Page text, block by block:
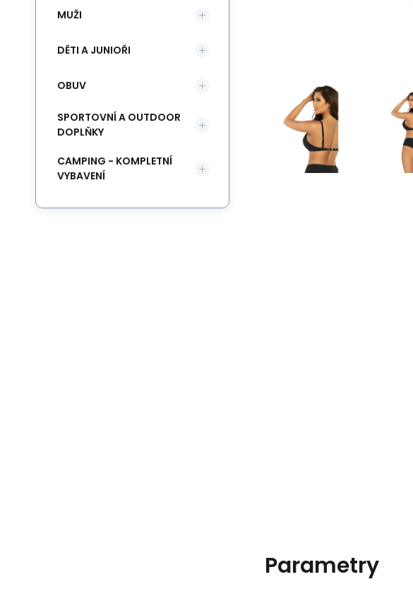
Parametry
MUŽI
DĚTI A JUNIOŘI
OBUV
SPORTOVNÍ A OUTDOOR
DOPLŇKY
CAMPING - KOMPLETNÍ
VYBAVENÍ